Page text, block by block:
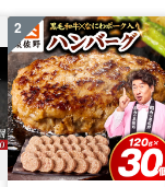
2